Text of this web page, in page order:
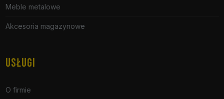
Meble metalowe
Akcesoria magazynowe
USŁUGI
O firmie